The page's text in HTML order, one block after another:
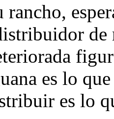
rancho,
de
es lo
es lo